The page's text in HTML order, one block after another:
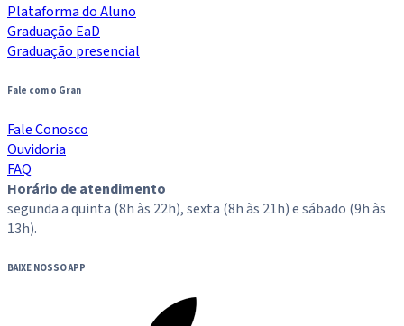
Plataforma do Aluno
Graduação EaD
Graduação presencial
Fale com o Gran
Fale Conosco
Ouvidoria
FAQ
Horário de atendimento
segunda a quinta (8h às 22h), sexta (8h às 21h) e sábado (9h às
13h).
BAIXE NOSSO APP